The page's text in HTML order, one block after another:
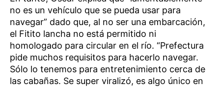
no es un vehículo que se pueda usar para
navegar” dado que, al no ser una embarcación,
el Fitito lancha no está permitido ni
homologado para circular en el río. “Prefectura
pide muchos requisitos para hacerlo navegar.
Sólo lo tenemos para entretenimiento cerca de
las cabañas. Se super viralizó, es algo único en